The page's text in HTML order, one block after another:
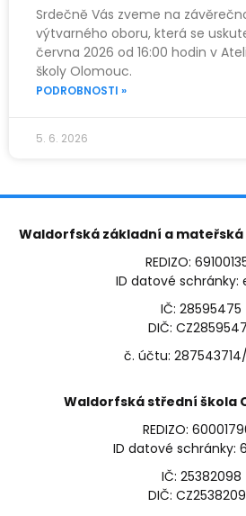
Srdečně Vás zveme na
výtvarného oboru, která se
června 2026 od 16:00 hodin v
školy Olomouc.
PODROBNOSTI »
5. 6. 2026
Waldorfská základní a mateřská
REDIZO:
ID datové schránky:
IČ: 28595475
DIČ:
č. účtu:
Waldorfská střední škola
REDIZO:
ID datové schránky:
IČ: 25382098
DIČ: